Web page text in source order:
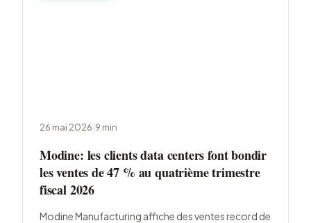
26 mai 2026|9 min
Modine: les clients data centers font bondir
les ventes de 47 % au quatrième trimestre
fiscal 2026
Modine Manufacturing affiche des ventes record de